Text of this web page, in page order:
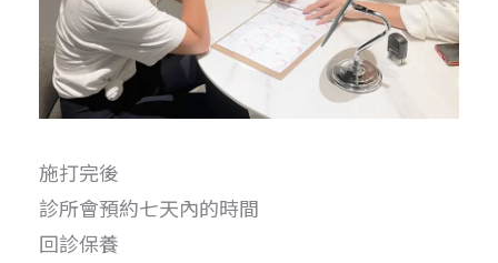
施打完後
診所會預約七天內的時間
回診保養